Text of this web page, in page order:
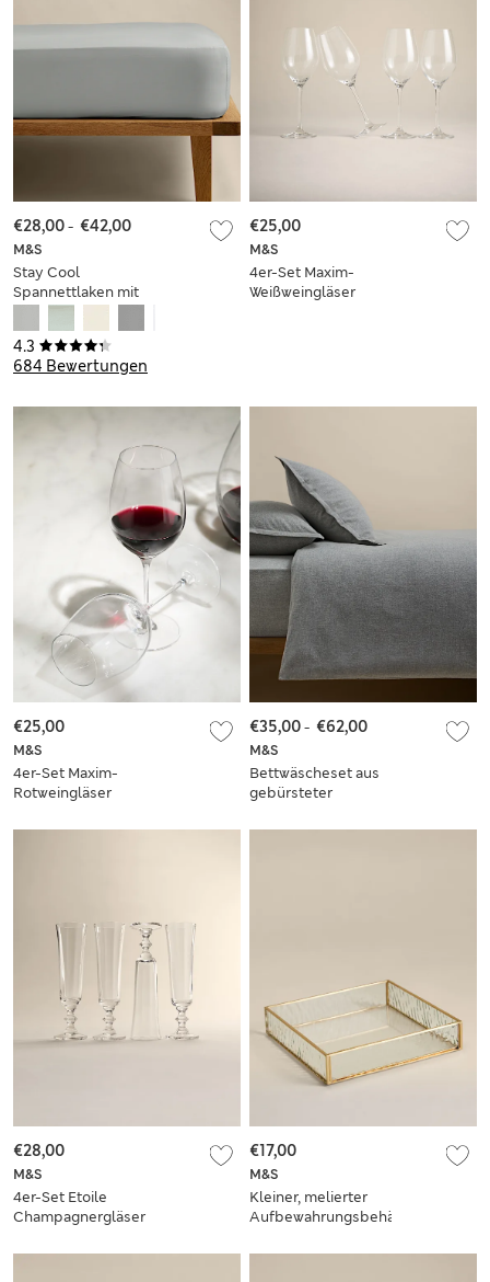
4.3
684 Bewertungen
M&S
Stay Cool
Spannettlaken mit
hohem Lyocellanteil
€28,00- €42,00
M&S
4er-Set Maxim-
Weißweingläser
€25,00
M&S
4er-Set Maxim-
Rotweingläser
€25,00
M&S
Bettwäscheset aus
gebürsteter
€35,00- €62,00
M&S
4er-Set Etoile
Champagnergläser
€28,00
M&S
Kleiner, melierter
Aufbewahrungsbehälter
€17,00